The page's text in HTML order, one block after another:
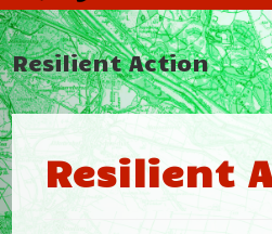
Resilient Action
Resilient